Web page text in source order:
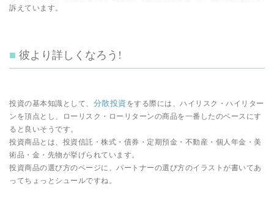
訴えています。
彼より詳しくなろう!
投資の基本知識として、 分散投資 をする際には、ハイリスク・ハイリター
ンを頂点とし、ローリスク・ローリターンの商品を一番したのベースにす
ると良いそうです。
投資商品とは、投資信託・株式・債券・定期預金・不動産・個人年金・美
術品・金・先物が挙げられています。
投資商品の選び方のページに、パートナーの選び方のイラストが書いてあ
ってちょっとシュールですね。